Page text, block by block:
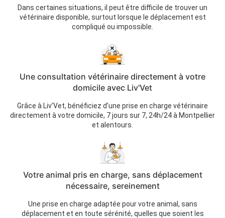
Dans certaines situations, il peut être difficile de trouver un
vétérinaire disponible, surtout lorsque le déplacement est
compliqué ou impossible.
Une consultation vétérinaire directement à votre
domicile avec Liv'Vet
Grâce à Liv’Vet, bénéficiez d’une prise en charge vétérinaire
directement à votre domicile, 7 jours sur 7, 24h/24 à Montpellier
et alentours.
Votre animal pris en charge, sans déplacement
nécessaire, sereinement
Une prise en charge adaptée pour votre animal, sans
déplacement et en toute sérénité, quelles que soient les